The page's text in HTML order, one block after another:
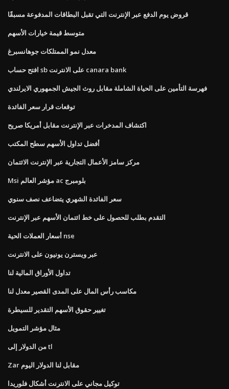
قروض يوم الدفع عبر الإنترنت التي تقبل البطاقات المدفوعة مسبقًا
متوسط ​​قيمة خيارات الأسهم
معدل نمو الممتلكات جوهانسبرغ
افتح حساب sb على الانترنت canara bank
فهرسة التأمين على الحياة الشاملة مقابل روث الجيش الجمهوري الايرلندي
توقعات قرار سعر الفائدة
اكتشاف المدخرات عبر الإنترنت مقابل أمريكا صريح
أفضل تداول الأسهم سطح المكتب
مركز سامز الأعمال التجارية عبر الإنترنت الائتمان
Msi مؤشر العالم ac بلومبرج
سعر الفائدة الشهري يتضاعف نصف سنوي
التقدم بطلب للحصول على خط ائتمان الأسهم عبر الإنترنت
أسعار العملات الحية nse
عبر ويسترن يونيون على الانترنت
تداول الأوراق المالية لنا
مكاسب رأس المال على المدى القصير معدل لنا
تغيير حقوق الأسهم التقدير للسيطرة
مثال مؤشر التمويل
من الدولار إلى tl
Zar مقابل لنا الدولار اليوم
توكيل مجاني على الانترنت أشكال فلوريدا